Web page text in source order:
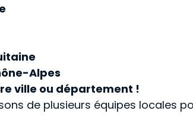
Alpes
ville ou département !
de plusieurs équipes locales